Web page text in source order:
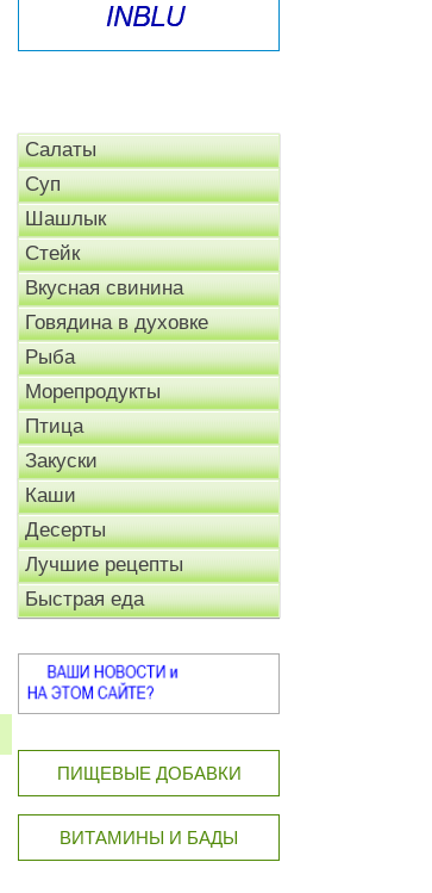
Салаты
Суп
Шашлык
Стейк
Вкусная свинина
Говядина в духовке
Рыба
Морепродукты
Птица
Закуски
Каши
Десерты
Лучшие рецепты
Быстрая еда
ПИЩЕВЫЕ ДОБАВКИ
ВИТАМИНЫ И БАДЫ